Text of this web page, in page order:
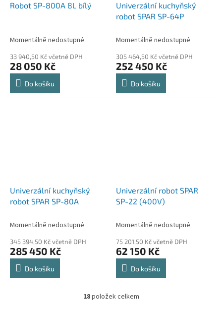
Robot SP-800A 8L bílý
Momentálně nedostupné
33 940,50 Kč včetně DPH
28 050 Kč
Do košíku
Univerzální kuchyňský
robot SPAR SP-64P
Momentálně nedostupné
305 464,50 Kč včetně DPH
252 450 Kč
Do košíku
Univerzální kuchyňský
robot SPAR SP-80A
Momentálně nedostupné
345 394,50 Kč včetně DPH
285 450 Kč
Do košíku
Univerzální robot SPAR
SP-22 (400V)
Momentálně nedostupné
75 201,50 Kč včetně DPH
62 150 Kč
Do košíku
O
18položek celkem